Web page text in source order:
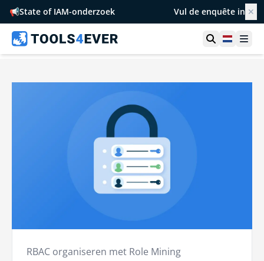
📢State of IAM-onderzoek Vul de enquête in ✕
Toon zoek
RBAC organiseren met Role Mining